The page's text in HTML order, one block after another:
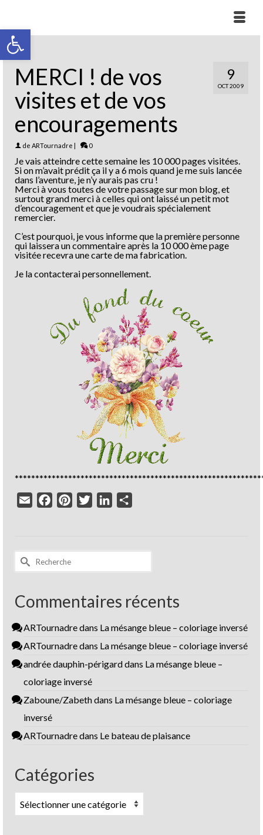
Ouvrir la barre d’outils
9
OCT 2009
MERCI ! de vos
visites et de vos
encouragements
de ARTournadre | 0
Je vais atteindre cette semaine les 10 000 pages visitées.
Si on m’avait prédit ça il y a 6 mois quand je me suis lancée
dans l’aventure, je n’y aurais pas cru !
Merci à vous toutes de votre passage sur mon blog, et
surtout grand merci à celles qui ont laissé un petit mot
d’encouragement et que je voudrais spécialement
remercier.
C’est pourquoi, je vous informe que la première personne
qui laissera un commentaire après la 10 000 ème page
visitée recevra une carte de ma fabrication.
Je la contacterai personnellement.
Email
FacebookPinterestTwitterLinkedIn
Rechercher :
Commentaires récents
ARTournadredans La mésange bleue – coloriage inversé
ARTournadredans La mésange bleue – coloriage inversé
andrée dauphin-périgarddans La mésange bleue –
coloriage inversé
Zaboune/Zabethdans La mésange bleue – coloriage
inversé
ARTournadredans Le bateau de plaisance
Catégories
Catégories